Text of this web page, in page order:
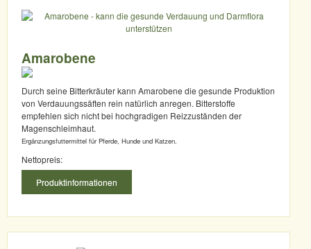
Amarobene
Durch seine Bitterkräuter kann Amarobene die gesunde Produktion
von Verdauungssäften rein natürlich anregen. Bitterstoffe
empfehlen sich nicht bei hochgradigen Reizzuständen der
Magenschleimhaut.
Ergänzungsfuttermittel für Pferde, Hunde und Katzen.
Nettopreis:
Produktinformationen